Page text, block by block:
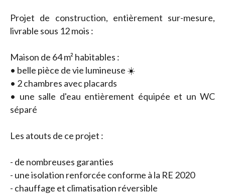
Projet de construction, entièrement sur-mesure,
livrable sous 12 mois :
Maison de 64 m² habitables :
• belle pièce de vie lumineuse ☀️
• 2 chambres avec placards
• une salle d'eau entièrement équipée et un WC
séparé
Les atouts de ce projet :
- de nombreuses garanties
- une isolation renforcée conforme à la RE 2020
- chauffage et climatisation réversible